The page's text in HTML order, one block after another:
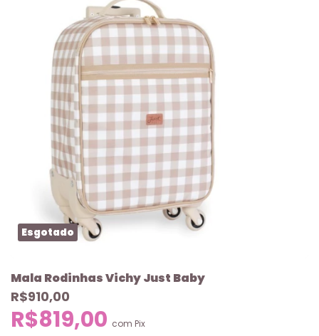
Esgotado
Mala Rodinhas Vichy Just Baby
R$910,00
R$819,00 com Pix